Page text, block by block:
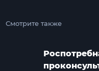
Смотрите также